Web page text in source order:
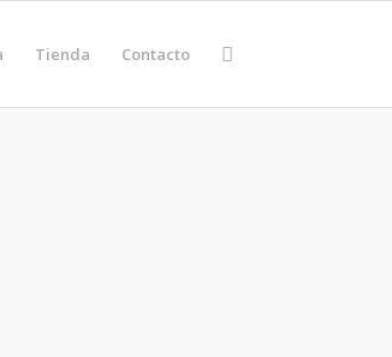
Tienda Contacto